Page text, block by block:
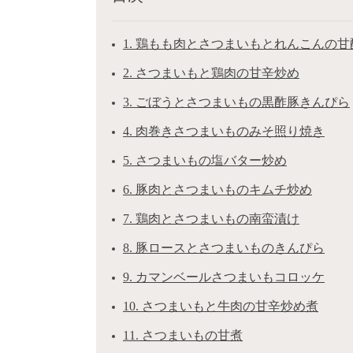
1. 鶏もも肉とさつまいもとれんこんの甘
2. さつまいもと鶏肉の甘辛炒め
3. ごぼうとさつまいもの黒酢豚きんぴら
4. 肉巻きさつまいものみそ照り焼き
5. さつまいもの塩バター炒め
6. 豚肉とさつまいものキムチ炒め
7. 鶏肉とさつまいもの南蛮漬け
8. 豚ロースとさつまいものきんぴら
9. カマンベールさつまいもコロッケ
10. さつまいもと牛肉の甘辛炒め煮
11. さつまいもの甘煮